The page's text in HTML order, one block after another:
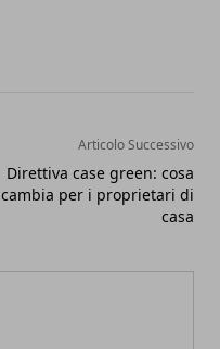
Articolo Successivo
Direttiva case green: cosa
cambia per i proprietari di
casa